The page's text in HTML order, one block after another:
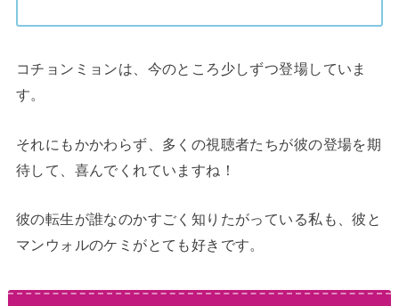
コチョンミョンは、今のところ少しずつ登場していま
す。
それにもかかわらず、多くの視聴者たちが彼の登場を期
待して、喜んでくれていますね！
彼の転生が誰なのかすごく知りたがっている私も、彼と
マンウォルのケミがとても好きです。